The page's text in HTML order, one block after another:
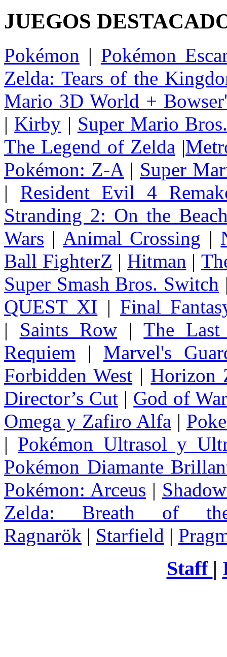
JUEGOS
Pokémon | Pokémon
Zelda: Tears of the
Mario 3D World +
| Kirby | Super Mario
The Legend of Zelda |
Pokémon: Z-A | Super
| Resident Evil 4
Stranding 2: On the
Wars | Animal Crossing |
Ball FighterZ | Hitman |
Super Smash Bros. Switch
QUEST XI | Final
| Saints Row |The
Requiem | Marvel's
Forbidden West | Horizon
Director’s Cut | God of
Omega y Zafiro Alfa |
| Pokémon Ultrasol y
Pokémon Diamante
Pokémon: Arceus |
Zelda: Breath of
Ragnarök | Starfield |
Staff |